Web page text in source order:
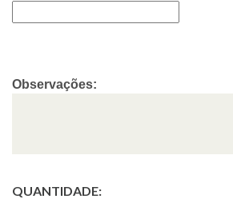
Observações:
QUANTIDADE: